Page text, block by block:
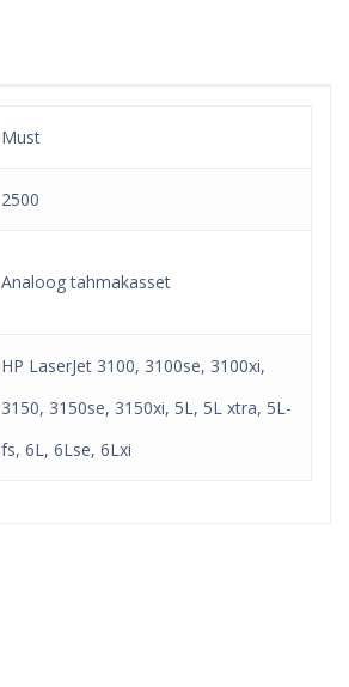
Must
2500
Analoog tahmakasset
HP LaserJet 3100, 3100se, 3100xi,
3150, 3150se, 3150xi, 5L, 5L xtra, 5L-
fs, 6L, 6Lse, 6Lxi